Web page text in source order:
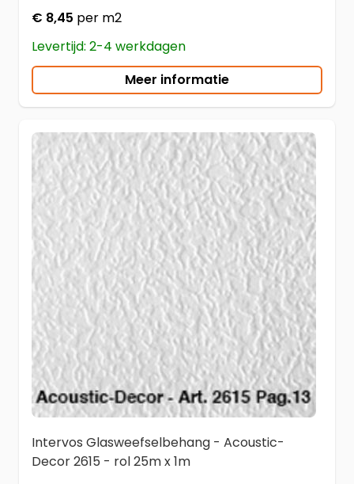
€ 8,45 per m2
Levertijd: 2-4 werkdagen
Meer informatie
Intervos Glasweefselbehang - Acoustic-
Decor 2615 - rol 25m x 1m